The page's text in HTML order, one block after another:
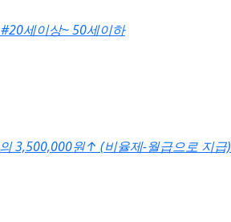
#20세이상~ 50세이하
3,500,000원↑ (비율제-월급으로 지급)